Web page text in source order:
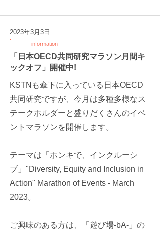
2023年3月3日
information
「日本OECD共同研究マラソン月間キ
ックオフ」開催中!
KSTNも傘下に入っている日本OECD
共同研究ですが、今月は多種多様なス
テークホルダーと盛りだくさんのイベ
ントマラソンを開催します。
テーマは「ホンキで、インクルーシ
ブ」"Diversity, Equity and Inclusion in
Action" Marathon of Events - March
2023。
ご興味のある方は、「遊び場-bA-」の